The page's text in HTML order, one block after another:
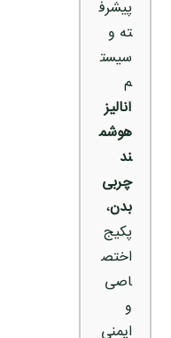
پیشرف
ته و
سیست
م
آنالیز
هوشم
ند
چربی
بدن،
پکیج
اختص
اصی
و
ایمنی